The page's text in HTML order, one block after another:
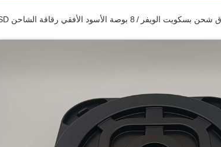
شحن بسكويت الويفر / 8 بوصة الأسود الأفقي رقاقة الشاحن ESD موصل PP المواد